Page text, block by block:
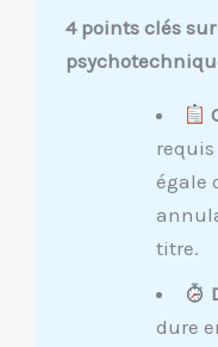
4 points clés
égale
titre.
dure